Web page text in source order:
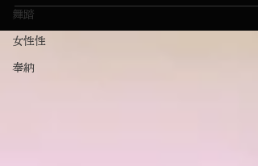
舞踏
女性性
奉納